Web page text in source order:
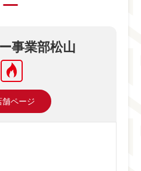
事業部松山
舗ページ